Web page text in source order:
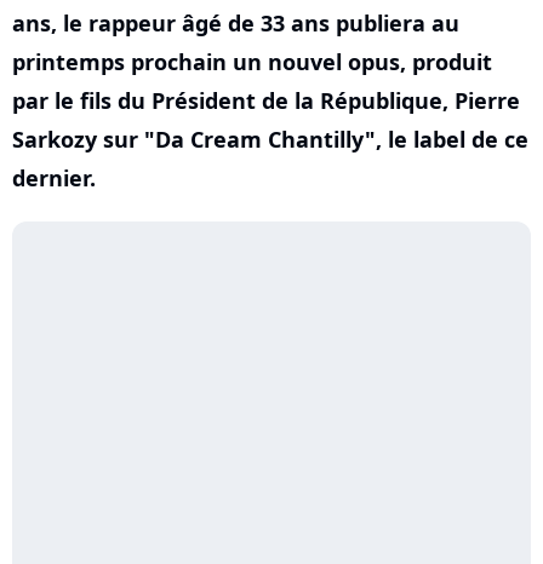
ans, le rappeur âgé de 33 ans publiera au
printemps prochain un nouvel opus, produit
par le fils du Président de la République, Pierre
Sarkozy sur "Da Cream Chantilly", le label de ce
dernier.